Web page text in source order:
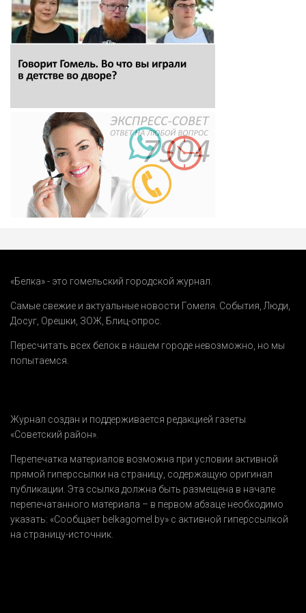
«Белка» - это гомельский городской журнал.
Самые свежие и актуальные новости Гомеля. События Люди
Досуг Орешки ЗОЖ Блиц-опрос
Пересчитать всех белок в нашем городе невозможно, но мы
попытаемся.
Журнал создан и поддерживается редакцией газеты
«Советский район».
Перепечатка материалов возможна при условии активной
прямой гиперссылки на страницу, содержащую оригинал
публикации. Эта ссылка должна быть размещена в начале
перепечатанного материала – в первом абзаце необходимо
указать: «Сообщает belkagomel.by» с активной гиперссылкой
на страницу-источник.